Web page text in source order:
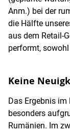
Anm.) bei der
die Hälfte
aus dem Retail-
performt,
Keine
Das Ergebnis im
besonders
Rumänien. Im